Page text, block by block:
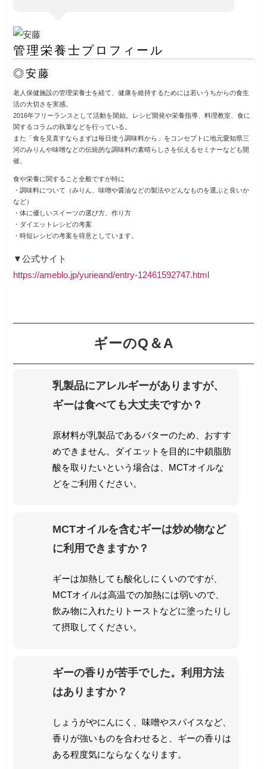
管理栄養士プロフィール
◎安藤
老人保健施設の管理栄養士を経て、健康を維持するためには若いうちからの食生
活の大切さを実感。
2016年フリーランスとして活動を開始。レシピ開発や栄養指導、料理教室、食に
関するコラムの執筆などを行っている。
また「食を見直すならまずは毎日使う調味料から」をコンセプトに地元愛知県三
河のみりんや味噌などの伝統的な調味料の素晴らしさを伝えるセミナーなども開
催。
食や栄養に関すること全般ですが特に
・調味料について（みりん、味噌や醤油などの製法やどんなものを選ぶと良いか
など）
・体に優しいスイーツの選び方、作り方
・ダイエットレシピの考案
・時短レシピの考案を得意としています。
▼公式サイト
https://ameblo.jp/yurieand/entry-12461592747.html
ギーのQ＆A
乳製品にアレルギーがありますが、
ギーは食べても大丈夫ですか？
原材料が乳製品であるバターのため、おすす
めできません。ダイエットを目的に中鎖脂肪
酸を取りたいという場合は、MCTオイルな
どをご利用ください。
MCTオイルを含むギーは炒め物など
に利用できますか？
ギーは加熱しても酸化しにくいのですが、
MCTオイルは高温での加熱には弱いので、
飲み物に入れたりトーストなどに塗ったりし
て摂取してください。
ギーの香りが苦手でした。利用方法
はありますか？
しょうがやにんにく、味噌やスパイスなど、
香りが強いものを合わせると、ギーの香りは
ある程度気にならなくなります。